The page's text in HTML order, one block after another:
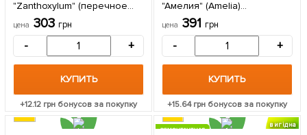
"Zanthoxylum" (перечное
дерево) высота 10см 1
саженец в упаковке
цена 303грн
- +
КУПИТЬ
+12.12 грн бонусов за покупку
"Амелия" (Amelia)
(высокоурожайный,
морозостойкий сорт) 1
саженец в упаковке
цена 391 грн
- +
КУПИТЬ
+15.64грн бонусов за покупку
вигідна
РЕМОНТАНТНАЯ